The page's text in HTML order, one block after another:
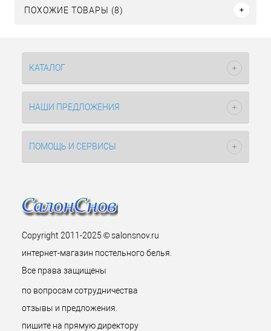
ПОХОЖИЕ ТОВАРЫ (8)
КАТАЛОГ
НАШИ ПРЕДЛОЖЕНИЯ
ПОМОЩЬ И СЕРВИСЫ
Copyright 2011-2025 © salonsnov.ru
интернет-магазин постельного белья.
Все права защищены
по вопросам сотрудничества
отзывы и предложения.
пишите на прямую директору